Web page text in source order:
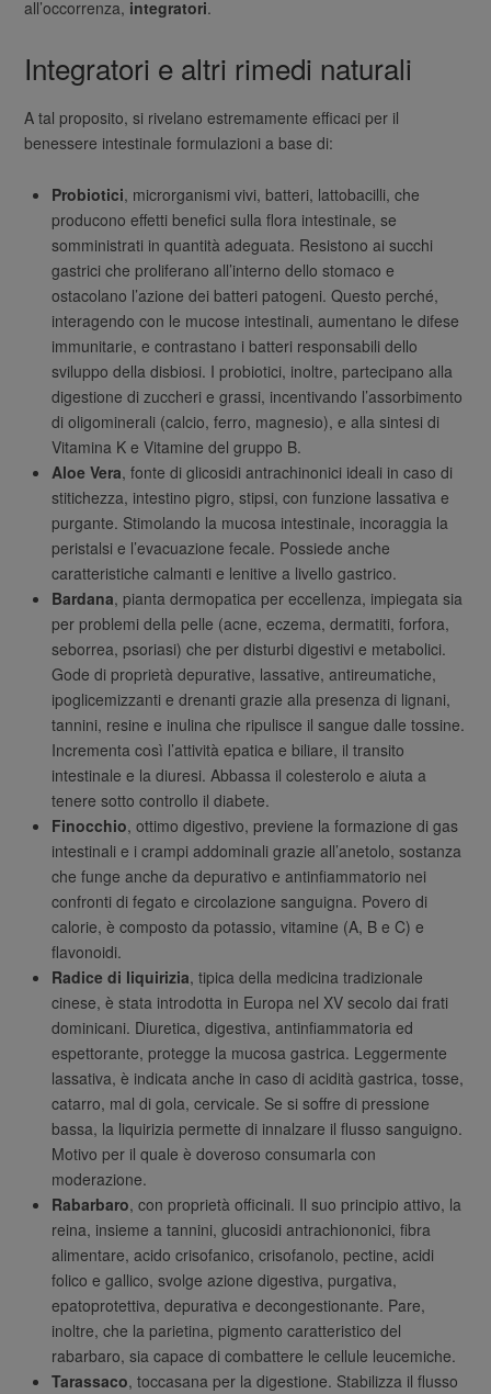
all’occorrenza, integratori.
Integratori e altri rimedi naturali
A tal proposito, si rivelano estremamente efficaci per il
benessere intestinale formulazioni a base di:
Probiotici, microrganismi vivi, batteri, lattobacilli, che
producono effetti benefici sulla flora intestinale, se
somministrati in quantità adeguata. Resistono ai succhi
gastrici che proliferano all’interno dello stomaco e
ostacolano l’azione dei batteri patogeni. Questo perché,
interagendo con le mucose intestinali, aumentano le difese
immunitarie, e contrastano i batteri responsabili dello
sviluppo della disbiosi. I probiotici, inoltre, partecipano alla
digestione di zuccheri e grassi, incentivando l’assorbimento
di oligominerali (calcio, ferro, magnesio), e alla sintesi di
Vitamina K e Vitamine del gruppo B.
Aloe Vera, fonte di glicosidi antrachinonici ideali in caso di
stitichezza, intestino pigro, stipsi, con funzione lassativa e
purgante. Stimolando la mucosa intestinale, incoraggia la
peristalsi e l’evacuazione fecale. Possiede anche
caratteristiche calmanti e lenitive a livello gastrico.
Bardana, pianta dermopatica per eccellenza, impiegata sia
per problemi della pelle (acne, eczema, dermatiti, forfora,
seborrea, psoriasi) che per disturbi digestivi e metabolici.
Gode di proprietà depurative, lassative, antireumatiche,
ipoglicemizzanti e drenanti grazie alla presenza di lignani,
tannini, resine e inulina che ripulisce il sangue dalle tossine.
Incrementa così l’attività epatica e biliare, il transito
intestinale e la diuresi. Abbassa il colesterolo e aiuta a
tenere sotto controllo il diabete.
Finocchio, ottimo digestivo, previene la formazione di gas
intestinali e i crampi addominali grazie all’anetolo, sostanza
che funge anche da depurativo e antinfiammatorio nei
confronti di fegato e circolazione sanguigna. Povero di
calorie, è composto da potassio, vitamine (A, B e C) e
flavonoidi.
Radice di liquirizia, tipica della medicina tradizionale
cinese, è stata introdotta in Europa nel XV secolo dai frati
dominicani. Diuretica, digestiva, antinfiammatoria ed
espettorante, protegge la mucosa gastrica. Leggermente
lassativa, è indicata anche in caso di acidità gastrica, tosse,
catarro, mal di gola, cervicale. Se si soffre di pressione
bassa, la liquirizia permette di innalzare il flusso sanguigno.
Motivo per il quale è doveroso consumarla con
moderazione.
Rabarbaro, con proprietà officinali. Il suo principio attivo, la
reina, insieme a tannini, glucosidi antrachiononici, fibra
alimentare, acido crisofanico, crisofanolo, pectine, acidi
folico e gallico, svolge azione digestiva, purgativa,
epatoprotettiva, depurativa e decongestionante. Pare,
inoltre, che la parietina, pigmento caratteristico del
rabarbaro, sia capace di combattere le cellule leucemiche.
Tarassaco, toccasana per la digestione. Stabilizza il flusso